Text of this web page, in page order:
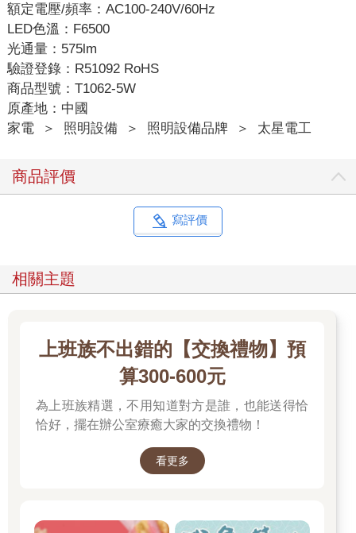
額定電壓/頻率：AC100-240V/60Hz
LED色溫：F6500
光通量：575lm
驗證登錄：R51092 RoHS
商品型號：T1062-5W
原產地：中國
家電
＞ 照明設備 ＞ 照明設備品牌 ＞ 太星電工
商品評價
寫評價
相關主題
上班族不出錯的【交換禮物】預
算300-600元
為上班族精選，不用知道對方是誰，也能送得恰
恰好，擺在辦公室療癒大家的交換禮物！
看更多